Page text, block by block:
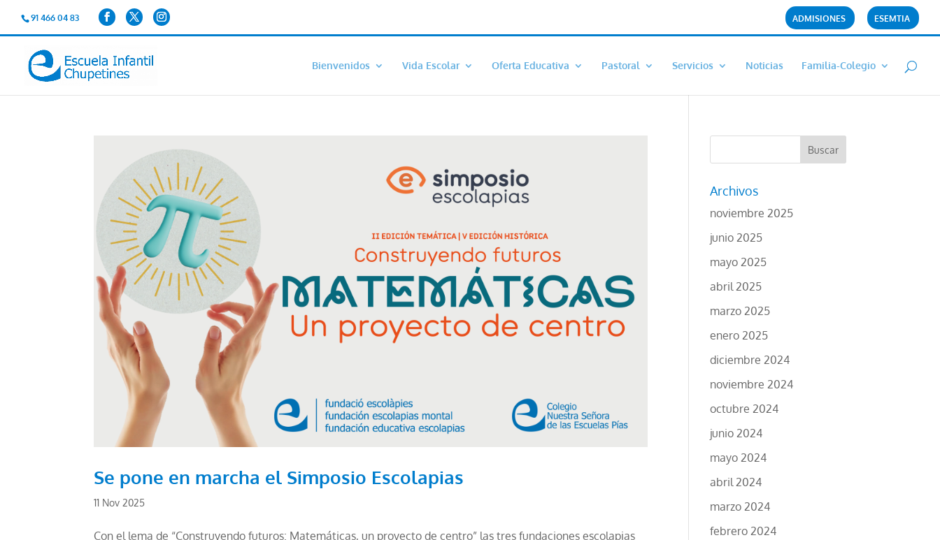
91 466 04 83 ADMISIONES ESEMTIA
Bienvenidos Vida Escolar Oferta Educativa Pastoral Servicios Noticias Familia-Colegio
Se pone en marcha el Simposio Escolapias
11 Nov 2025
Con el lema de “Construyendo futuros: Matemáticas, un proyecto de centro” las tres fundaciones escolapias
Archivos
noviembre 2025
junio 2025
mayo 2025
abril 2025
marzo 2025
enero 2025
diciembre 2024
noviembre 2024
octubre 2024
junio 2024
mayo 2024
abril 2024
marzo 2024
febrero 2024